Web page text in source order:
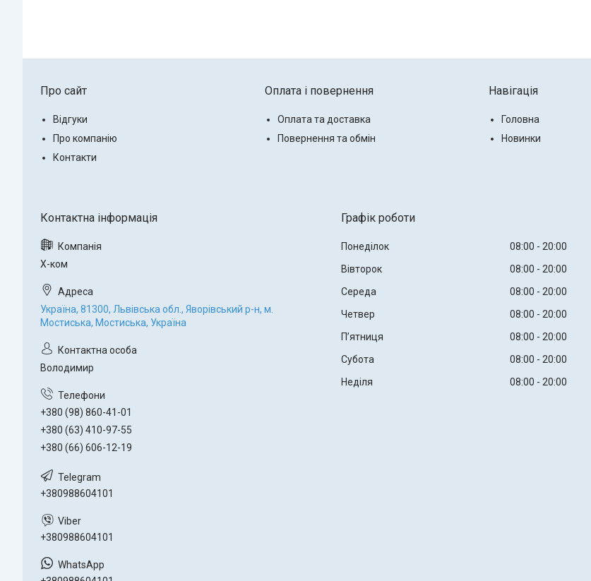
Про сайт
Відгуки
Про компанію
Контакти
Оплата і повернення
Оплата та доставка
Повернення та обмін
Навігація
Головна
Новинки
Х-ком
Україна, 81300, Львівська обл., Яворівський р-н, м.
Мостиська, Мостиська, Україна
Володимир
+380 (98) 860-41-01
+380 (63) 410-97-55
+380 (66) 606-12-19
+380988604101
+380988604101
Графік роботи
Понеділок 08:00
20:00
Вівторок
08:00
20:00
Середа
08:00
20:00
Четвер
08:00
20:00
Пʼятниця
08:00
20:00
Субота
08:00
20:00
Неділя
08:00 20:00